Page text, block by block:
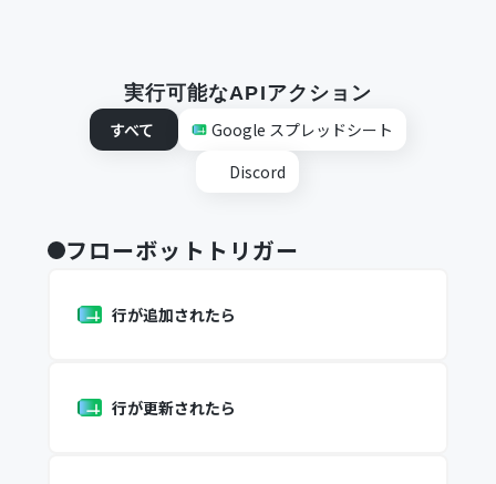
実行可能なAPIアクション
すべて
Google スプレッドシート
Discord
フローボットトリガー
行が追加されたら
行が更新されたら